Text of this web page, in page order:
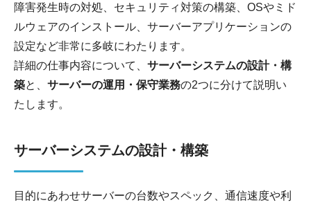
障害発生時の対処、セキュリティ対策の構築、OSやミド
ルウェアのインストール、サーバーアプリケーションの
設定など非常に多岐にわたります。
詳細の仕事内容について、 サーバーシステムの設計・構
築と、 サーバーの運用・保守業務の2つに分けて説明い
たします。
サーバーシステムの設計・構築
目的にあわせサーバーの台数やスペック、通信速度や利